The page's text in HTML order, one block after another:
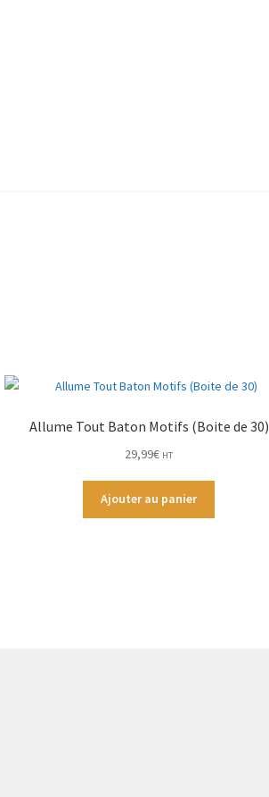
Allume Tout Baton Motifs (Boite de 30)
29,99€ HT
Ajouter au panier